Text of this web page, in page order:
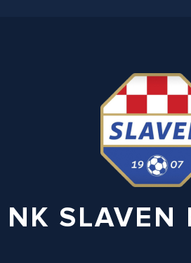
NK SLAVEN